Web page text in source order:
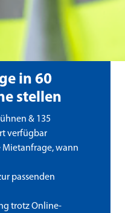
in 60
stellen
& 135
verfügbar
Mietanfrage, wann
passenden
trotz Online-